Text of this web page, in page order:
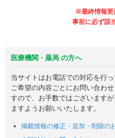
医療機関・薬局 の方へ
当サイトはお電話での対応を行っ
ご希望の内容ごとにお問い合わ
すので、お手数ではございます
ますようお願いいたします。
掲載情報の修正・追加・削除の